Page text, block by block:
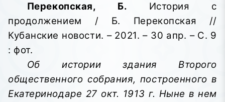
Перекопская, Б. История с
продолжением / Б. Перекопская //
Кубанские новости. – 2021. – 30 апр. – С. 9
: фот.
Об истории здания Второго
общественного собрания, построенного в
Екатеринодаре 27 окт. 1913 г. Ныне в нем